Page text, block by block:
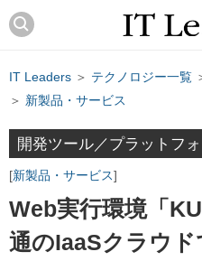
IT Leaders ＞ テクノロジー一覧
＞ 新製品・サービス
開発ツール／プラットフ
新製品・サービス
Web実行環境「
通のIaaSクラウド